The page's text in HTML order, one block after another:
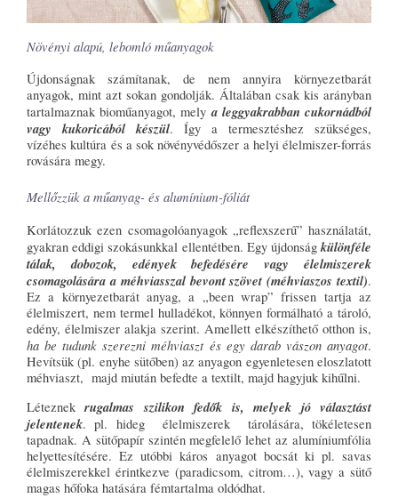
Növényi alapú, lebomló műanyagok
Újdonságnak számítanak, de nem annyira környezetbarát
anyagok, mint azt sokan gondolják. Általában csak kis arányban
tartalmaznak bioműanyagot, melya leggyakrabban cukornádból
vagy kukoricából készül. Így a termesztéshez szükséges,
vízéhes kultúra és a sok növényvédőszer a helyi élelmiszer-forrás
rovására megy.
Mellőzzük a műanyag- és alumínium-fóliát
Korlátozzuk ezen csomagolóanyagok „reflexszerű” használatát,
gyakran eddigi szokásunkkal ellentétben. Egy újdonság különféle
tálak, dobozok, edények befedésére vagy élelmiszerek
csomagolására a méhviasszal bevont szövet (méhviaszos textil).
Ez a környezetbarát anyag, a „been wrap” frissen tartja az
élelmiszert, nem termel hulladékot, könnyen formálható a tároló,
edény, élelmiszer alakja szerint. Amellett elkészíthető otthon is,
ha be tudunk szerezni méhviaszt és egy darab vászon anyagot.
Hevítsük (pl. enyhe sütőben) az anyagon egyenletesen eloszlatott
méhviaszt, majd miután befedte a textilt, majd hagyjuk kihűlni.
Léteznekrugalmas szilikon fedők is, melyek jó választást
jelentenek. pl. hideg élelmiszerek tárolására, tökéletesen
tapadnak. A sütőpapír szintén megfelelő lehet az alumíniumfólia
helyettesítésére. Ez utóbbi káros anyagot bocsát ki pl. savas
élelmiszerekkel érintkezve (paradicsom, citrom…), vagy a sütő
magas hőfoka hatására fémtartalma oldódhat.